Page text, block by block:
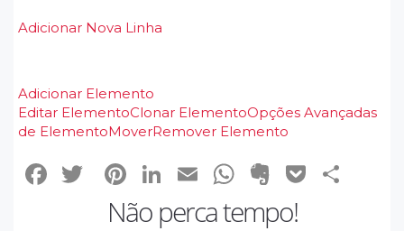
Adicionar Nova Linha
Adicionar Elemento
Editar ElementoClonar ElementoOpções Avançadas
de ElementoMoverRemover Elemento
Facebook
Twitter
Pinterest
LinkedIn
EmailWhatsApp
Evernote
Não perca tempo!